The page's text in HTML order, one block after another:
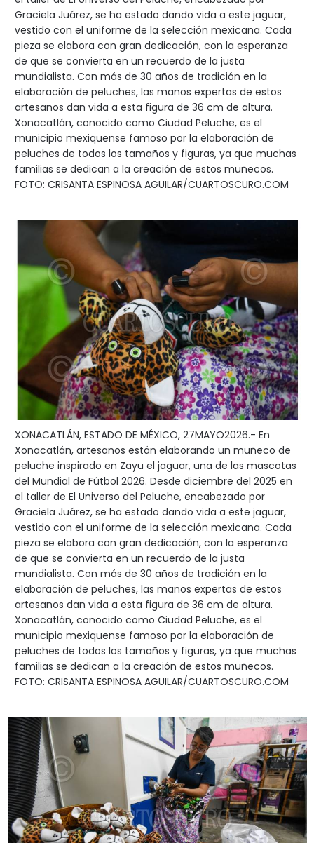
Graciela Juárez, se ha estado dando vida a este jaguar,
vestido con el uniforme de la selección mexicana. Cada
pieza se elabora con gran dedicación, con la esperanza
de que se convierta en un recuerdo de la justa
mundialista. Con más de 30 años de tradición en la
elaboración de peluches, las manos expertas de estos
artesanos dan vida a esta figura de 36 cm de altura.
Xonacatlán, conocido como Ciudad Peluche, es el
municipio mexiquense famoso por la elaboración de
peluches de todos los tamaños y figuras, ya que muchas
familias se dedican a la creación de estos muñecos.
FOTO: CRISANTA ESPINOSA AGUILAR/CUARTOSCURO.COM
XONACATLÁN, ESTADO DE MÉXICO, 27MAYO2026.- En
Xonacatlán, artesanos están elaborando un muñeco de
peluche inspirado en Zayu el jaguar, una de las mascotas
del Mundial de Fútbol 2026. Desde diciembre del 2025 en
el taller de El Universo del Peluche, encabezado por
Graciela Juárez, se ha estado dando vida a este jaguar,
vestido con el uniforme de la selección mexicana. Cada
pieza se elabora con gran dedicación, con la esperanza
de que se convierta en un recuerdo de la justa
mundialista. Con más de 30 años de tradición en la
elaboración de peluches, las manos expertas de estos
artesanos dan vida a esta figura de 36 cm de altura.
Xonacatlán, conocido como Ciudad Peluche, es el
municipio mexiquense famoso por la elaboración de
peluches de todos los tamaños y figuras, ya que muchas
familias se dedican a la creación de estos muñecos.
FOTO: CRISANTA ESPINOSA AGUILAR/CUARTOSCURO.COM